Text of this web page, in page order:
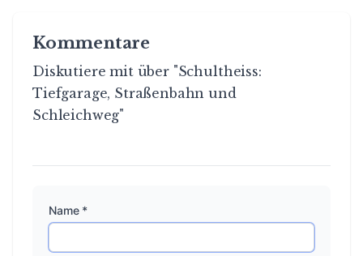
Kommentare
Diskutiere mit über "Schultheiss:
Tiefgarage, Straßenbahn und
Schleichweg"
Name *